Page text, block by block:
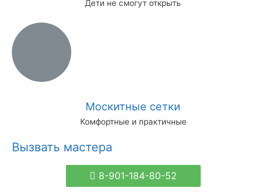
Дети не смогут открыть
Москитные сетки
Комфортные и практичные
Вызвать мастера
8-901-184-80-52